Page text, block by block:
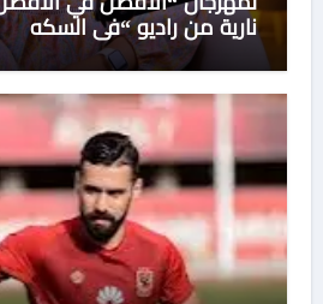
نارية من راديو “في السكه